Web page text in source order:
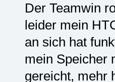
Der Teamwin
leider mein
an sich hat
mein Speicher
gereicht, mehr